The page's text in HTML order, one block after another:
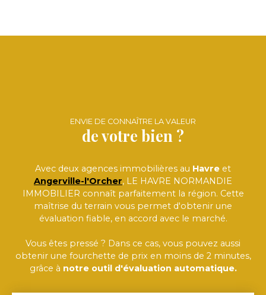
ENVIE DE CONNAÎTRE LA VALEUR
de votre bien ?
Avec deux agences immobilières au Havre et
Angerville-l'Orcher, LE HAVRE NORMANDIE
IMMOBILIER connaît parfaitement la région. Cette
maîtrise du terrain vous permet d'obtenir une
évaluation fiable, en accord avec le marché.
Vous êtes pressé ? Dans ce cas, vous pouvez aussi
obtenir une fourchette de prix en moins de 2 minutes,
grâce à notre outil d'évaluation automatique.